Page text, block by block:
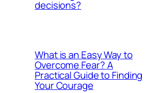
decisions?
What is an Easy Way to
Overcome Fear? A
Practical Guide to Finding
Your Courage